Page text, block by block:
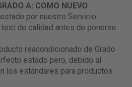
A: COMO NUEVO
por nuestro Servicio
de calidad antes de ponerse
reacondicionado de Grado
estado pero, debido al
los estándares para productos